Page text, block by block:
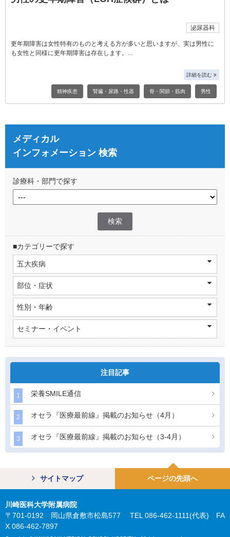
泌尿器科
更年期障害は女性特有のものと考える方が多いと思いますが、実は男性に
も女性と同様に更年期障害は存在します。
詳細を読む
精神疾患 腎臓・尿路・性器 骨・関節・筋肉 男性
メディカル
インフォメーション 検索
診療科・部門で探す
■カテゴリーで探す
五大疾病
部位・症状
性別・年齢
セミナー・イベント
注目記事
1 栄養SMILE通信
2 オセラ『医療最前線』掲載のお知らせ（4月）
3 オセラ『医療最前線』掲載のお知らせ（3-4月）
サイトマップ ページの先頭へ
川崎医科大学附属病院
〒701-0192 岡山県倉敷市松島577 TEL 086-462-1111(代表) FA
X 086-462-7897